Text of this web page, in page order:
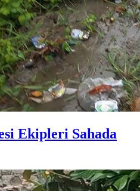
Ekipleri Sahada